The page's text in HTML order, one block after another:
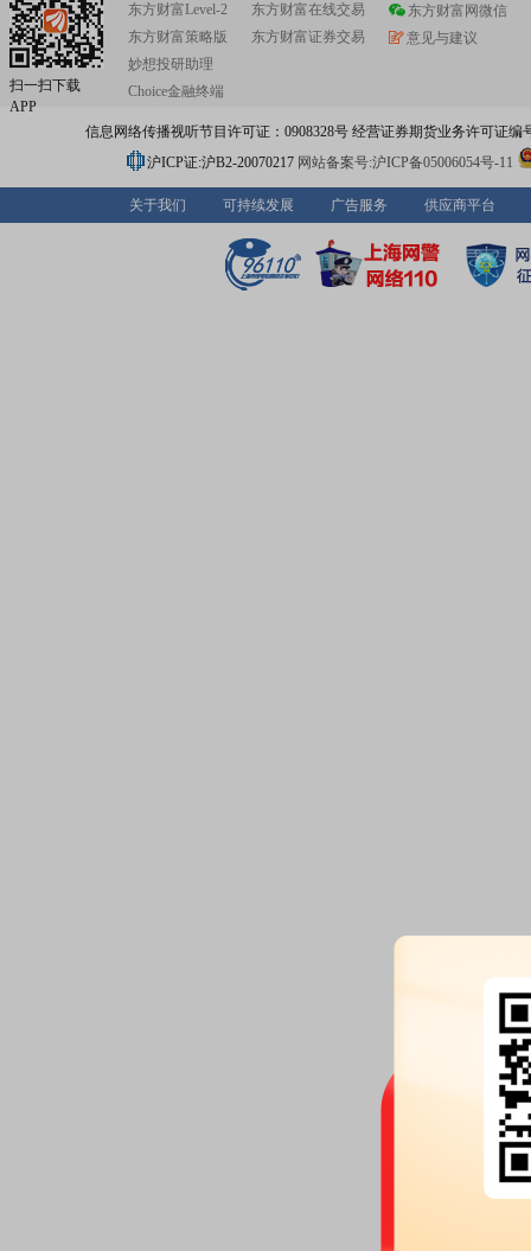
扫一扫下载
APP
东方财富Level-2
东方财富策略版
妙想投研助理
Choice金融终端
东方财富在线交易
东方财富证券交易
东方财富网微信
意见与建议
信息网络传播视听节目许可证：0908328号 经营证券期货业务许可证编
沪ICP证:沪B2-20070217 网站备案号:沪ICP备05006054号-11
关于我们 可持续发展 广告服务 供应商平台